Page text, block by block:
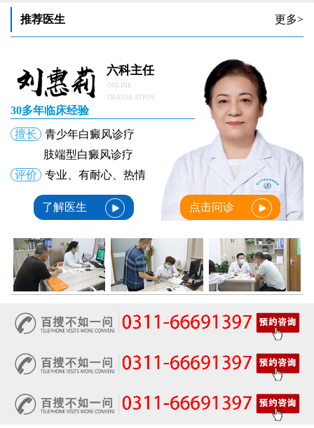
推荐医生 更多>
六科主任
ONLINE
TRANSLATION
30多年临床经验
擅长
青少年白癜风诊疗
肢端型白癜风诊疗
评价
专业、有耐心、热情
了解医生 点击问诊